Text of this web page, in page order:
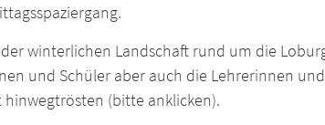
winterlichen Landschaft rund um die
und Schüler aber auch die Lehrerinnen
(bitte anklicken).